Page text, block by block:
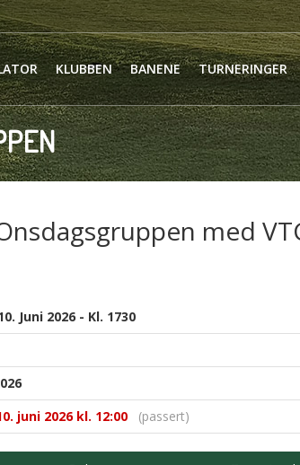
KLUBBEN BANENE TURNERINGER
med
Juni 2026 - Kl. 1730
juni 2026 kl. 12:00 (passert)